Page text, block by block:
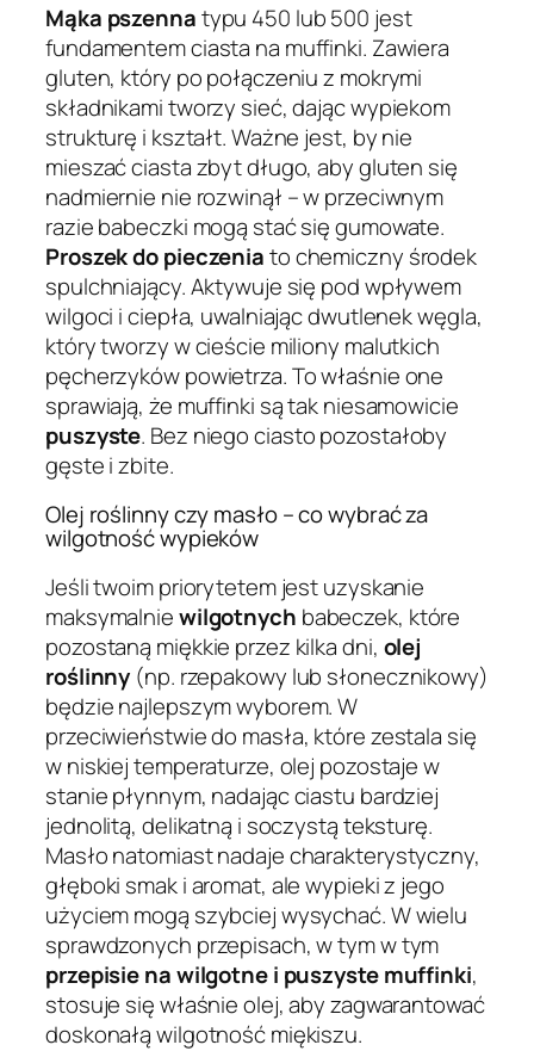
Mąka pszennatypu 450 lub 500 jest
fundamentem ciasta na muffinki. Zawiera
gluten, który po połączeniu z mokrymi
składnikami tworzy sieć, dając wypiekom
strukturę i kształt. Ważne jest, by nie
mieszać ciasta zbyt długo, aby gluten się
nadmiernie nie rozwinął – w przeciwnym
razie babeczki mogą stać się gumowate.
Proszek do pieczeniato chemiczny środek
spulchniający. Aktywuje się pod wpływem
wilgoci i ciepła, uwalniając dwutlenek węgla,
który tworzy w cieście miliony malutkich
pęcherzyków powietrza. To właśnie one
sprawiają, że muffinki są tak niesamowicie
puszyste. Bez niego ciasto pozostałoby
gęste i zbite.
Olej roślinny czy masło – co wybrać za
wilgotność wypieków
Jeśli twoim priorytetem jest uzyskanie
maksymalniewilgotnych babeczek, które
pozostaną miękkie przez kilka dni, olej
roślinny (np. rzepakowy lub słonecznikowy)
będzie najlepszym wyborem. W
przeciwieństwie do masła, które zestala się
w niskiej temperaturze, olej pozostaje w
stanie płynnym, nadając ciastu bardziej
jednolitą, delikatną i soczystą teksturę.
Masło natomiast nadaje charakterystyczny,
głęboki smak i aromat, ale wypieki z jego
użyciem mogą szybciej wysychać. W wielu
sprawdzonych przepisach, w tym w tym
przepisie na wilgotne i puszyste muffinki,
stosuje się właśnie olej, aby zagwarantować
doskonałą wilgotność miękiszu.